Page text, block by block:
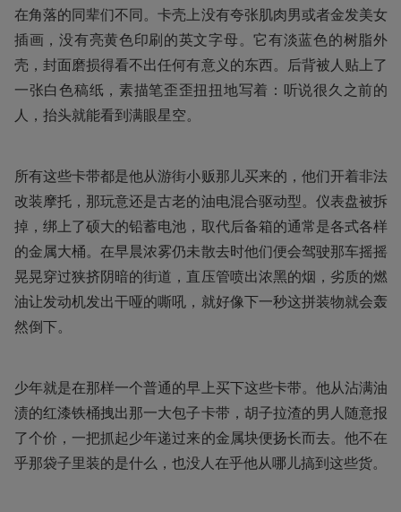
在角落的同辈们不同。卡壳上没有夸张肌肉男或者金发美女
插画，没有亮黄色印刷的英文字母。它有淡蓝色的树脂外
壳，封面磨损得看不出任何有意义的东西。后背被人贴上了
一张白色稿纸，素描笔歪歪扭扭地写着：听说很久之前的
人，抬头就能看到满眼星空。
所有这些卡带都是他从游街小贩那儿买来的，他们开着非法
改装摩托，那玩意还是古老的油电混合驱动型。仪表盘被拆
掉，绑上了硕大的铅蓄电池，取代后备箱的通常是各式各样
的金属大桶。在早晨浓雾仍未散去时他们便会驾驶那车摇摇
晃晃穿过狭挤阴暗的街道，直压管喷出浓黑的烟，劣质的燃
油让发动机发出干哑的嘶吼，就好像下一秒这拼装物就会轰
然倒下。
少年就是在那样一个普通的早上买下这些卡带。他从沾满油
渍的红漆铁桶拽出那一大包子卡带，胡子拉渣的男人随意报
了个价，一把抓起少年递过来的金属块便扬长而去。他不在
乎那袋子里装的是什么，也没人在乎他从哪儿搞到这些货。